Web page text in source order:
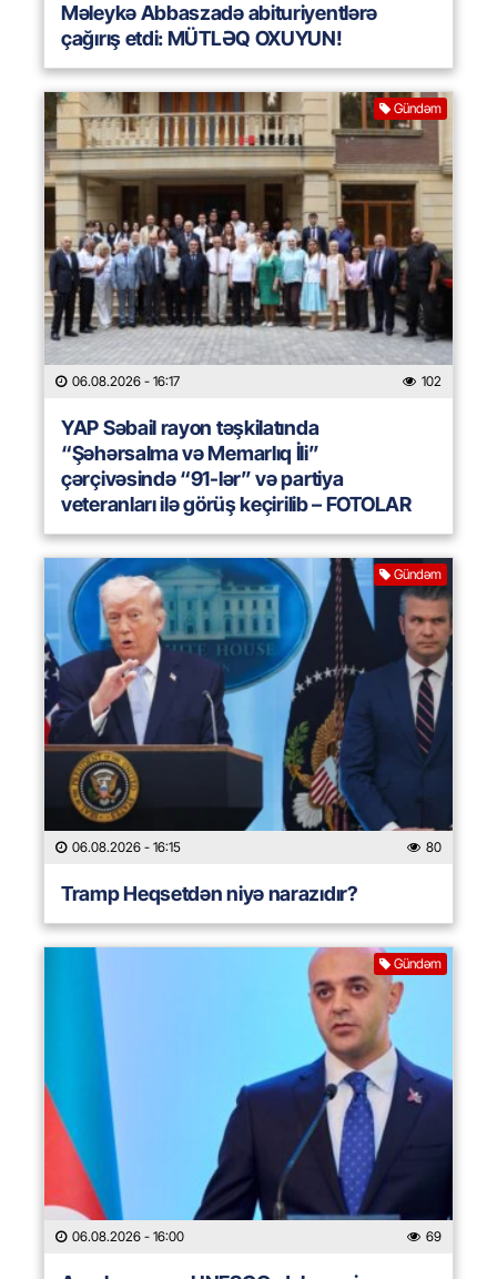
Məleykə Abbaszadə abituriyentlərə
çağırış etdi: MÜTLƏQ OXUYUN!
Gündəm
06.08.2026 - 16:17 102
YAP Səbail rayon təşkilatında
“Şəhərsalma və Memarlıq İli”
çərçivəsində “91-lər” və partiya
veteranları ilə görüş keçirilib – FOTOLAR
Gündəm
06.08.2026 - 16:15 80
Tramp Heqsetdən niyə narazıdır?
Gündəm
06.08.2026 - 16:00 69